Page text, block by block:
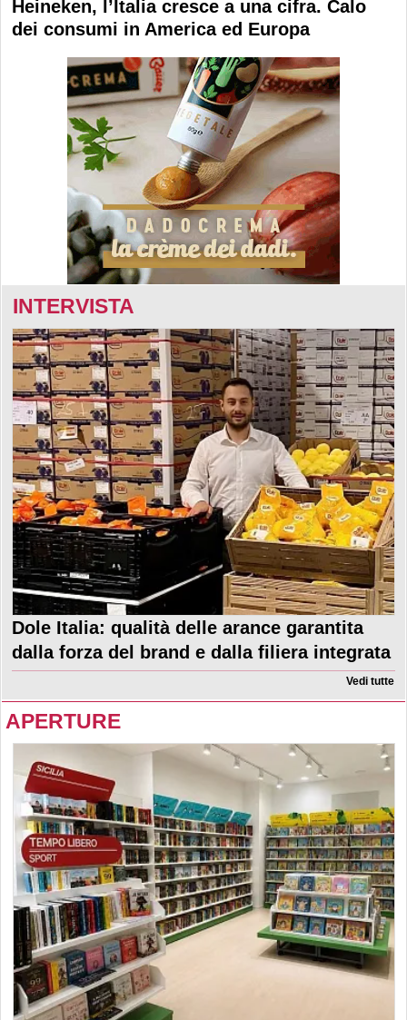
Heineken, l’Italia cresce a una cifra. Calo
dei consumi in America ed Europa
INTERVISTA
Dole Italia: qualità delle arance garantita
dalla forza del brand e dalla filiera integrata
Vedi tutte
APERTURE